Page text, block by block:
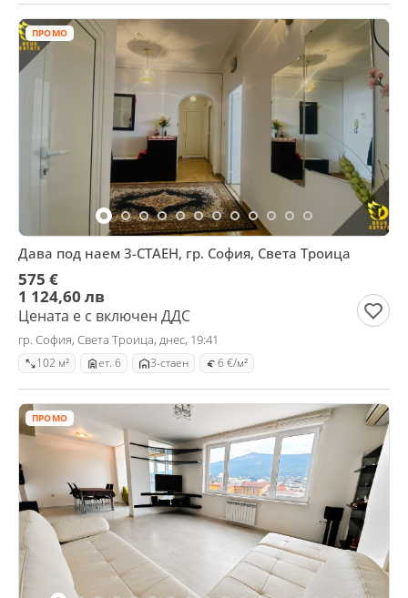
ПРОМО
Дава под наем 3-СТАЕН, гр. София, Света Троица
575 €
1 124,60 лв
Цената е с включен ДДС
гр. София, Света Троица, днес, 19:41
102 м² ет. 6 3-стаен 6 €/м²
ПРОМО